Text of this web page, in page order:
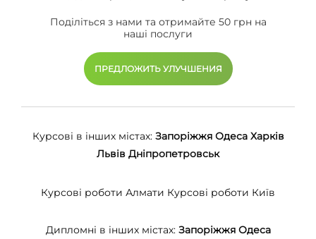
Поділіться з нами та отримайте 50 грн на
наші послуги
ПРЕДЛОЖИТЬ УЛУЧШЕНИЯ
Курсові в інших містах: Запоріжжя Одеса Харків
Львів Дніпропетровськ
Курсові роботи Алмати Курсові роботи Київ
Дипломні в інших містах: Запоріжжя Одеса